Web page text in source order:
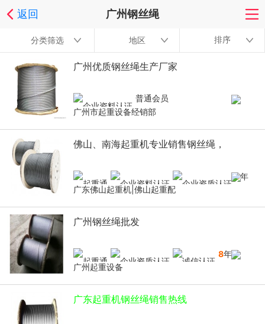
返回 广州钢丝绳
分类筛选 地区 排序
广州优质钢丝绳生产厂家
普通会员
广州市起重设备经销部
佛山、南海起重机专业销售钢丝绳，
9年
广东佛山起重机|佛山起重配
广州钢丝绳批发
8年
广州起重设备
广东起重机钢丝绳销售热线